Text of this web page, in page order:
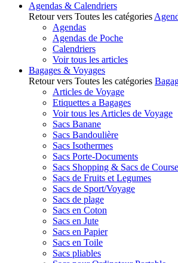
Agendas & Calendriers
Retour vers Toutes les catégories
Agendas
Agendas de Poche
Calendriers
Voir tous les articles
Bagages & Voyages
Retour vers Toutes les catégories
Articles de Voyage
Etiquettes a Bagages
Voir tous les Articles de Voyage
Sacs Banane
Sacs Bandoulière
Sacs Isothermes
Sacs Porte-Documents
Sacs Shopping & Sacs de
Sacs de Fruits et Legumes
Sacs de Sport/Voyage
Sacs de plage
Sacs en Coton
Sacs en Jute
Sacs en Papier
Sacs en Toile
Sacs pliables